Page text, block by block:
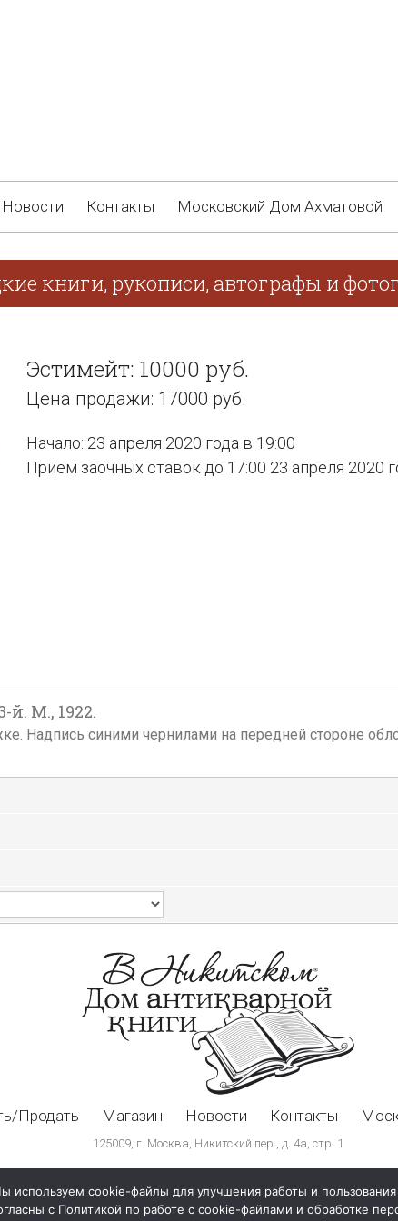
Новости Контакты Московский Дом Ахматовой
книги, рукописи, автографы и
Эстимейт: 10000 руб.
Цена продажи: 17000 руб.
Начало: 23 апреля 2020 года в 19:00
Прием заочных ставок до 17:00 23 апреля 2020
М., 1922.
Надпись синими чернилами на передней стороне
Продать Магазин Новости Контакты
125009, г. Москва, Никитский пер., д. 4а, стр. 1
используем cookie-файлы для улучшения работы и пользования
с Политикой по работе с cookie-файлами и обработке